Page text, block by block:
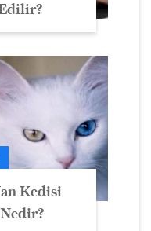
Kedisi